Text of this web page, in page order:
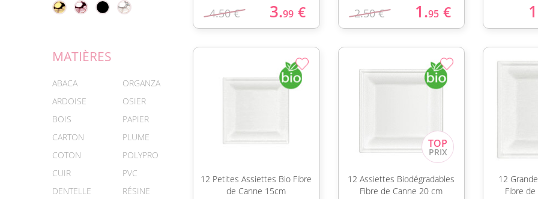
MATIÈRES
ABACA
ARDOISE
BOIS
CARTON
COTON
CUIR
DENTELLE
ORGANZA
OSIER
PAPIER
PLUME
POLYPRO
PVC
RÉSINE
4.50 € 3.99 € 2.50 € 1.95 €
12 Petites Assiettes Bio Fibre
de Canne 15cm
12 Assiettes Biodégradables
Fibre de Canne 20 cm
12
Fibre